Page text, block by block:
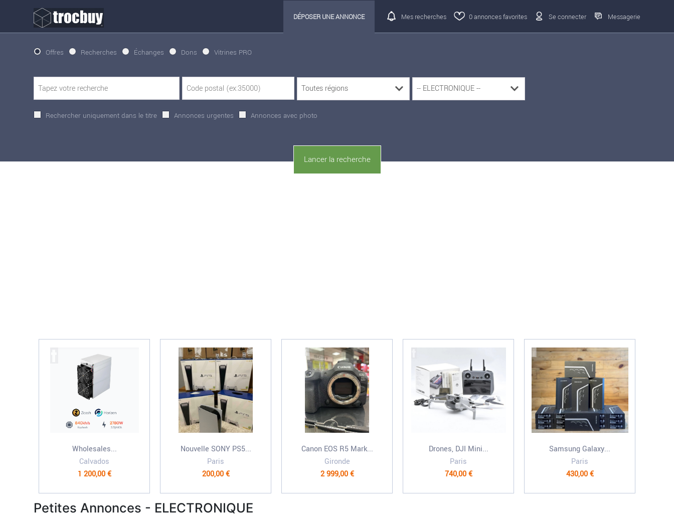
DÉPOSER UNE ANNONCE Mes recherches 0annonces favorites Se connecter Messagerie
Offres Recherches Échanges Dons Vitrines PRO
Rechercher uniquement dans le titre Annonces urgentes Annonces avec photo
Wholesales...
Calvados
1 200,00 €
Nouvelle SONY PS5...
Paris
200,00 €
Canon EOS R5 Mark...
Gironde
2 999,00 €
Drones, DJI Mini...
Paris
740,00 €
Samsung Galaxy...
Paris
430,00 €
Petites Annonces - ELECTRONIQUE